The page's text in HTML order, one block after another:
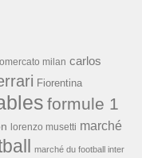
milan carlos
Fiorentina
formule 1
lorenzo musetti marché
marché du football inter